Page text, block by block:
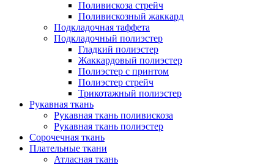
Поливискоза стрейч
Поливискозный жаккард
Подкладочная таффета
Подкладочный полиэстер
Гладкий полиэстер
Жаккардовый полиэстер
Полиэстер с принтом
Полиэстер стрейч
Трикотажный полиэстер
Рукавная ткань
Рукавная ткань поливискоза
Рукавная ткань полиэстер
Сорочечная ткань
Плательные ткани
Атласная ткань